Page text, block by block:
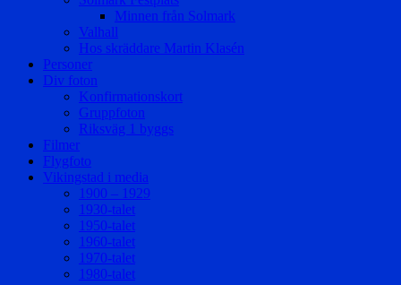
Minnen från Solmark
Valhall
Hos skräddare Martin Klasén
Personer
Div foton
Konfirmationskort
Gruppfoton
Riksväg 1 byggs
Filmer
Flygfoto
Vikingstad i media
1900 – 1929
1930-talet
1950-talet
1960-talet
1970-talet
1980-talet